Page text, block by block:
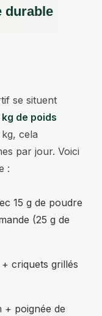
durable
se situent
de poids
cela
par jour. Voici
:
15 g de poudre
(25 g de
criquets grillés
+ poignée de